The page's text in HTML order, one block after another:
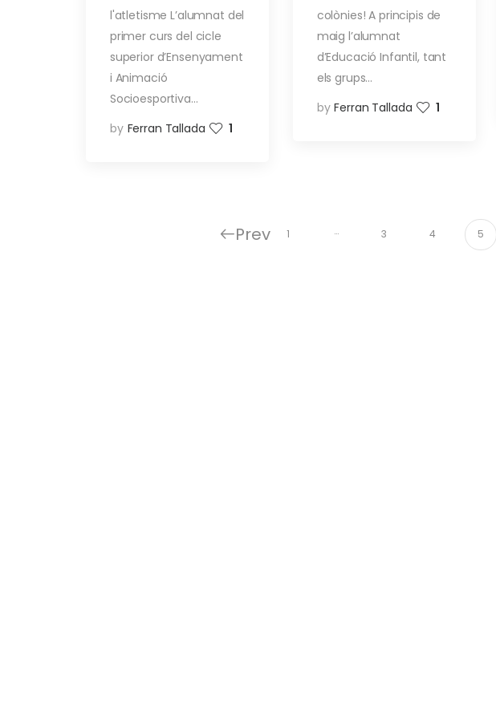
l'atletisme L’alumnat del
primer curs del cicle
superior d’Ensenyament
i Animació
Socioesportiva…
by Ferran Tallada 1
colònies! A principis de
maig l’alumnat
d’Educació Infantil, tant
els grups…
by Ferran Tallada 1
Prev 1 … 3 4 5